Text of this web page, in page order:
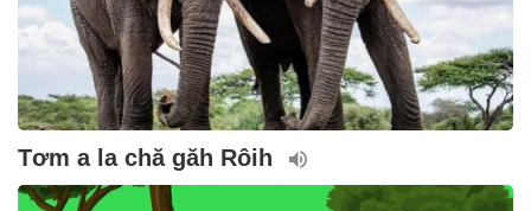
Tơm a la chă găh Rôih